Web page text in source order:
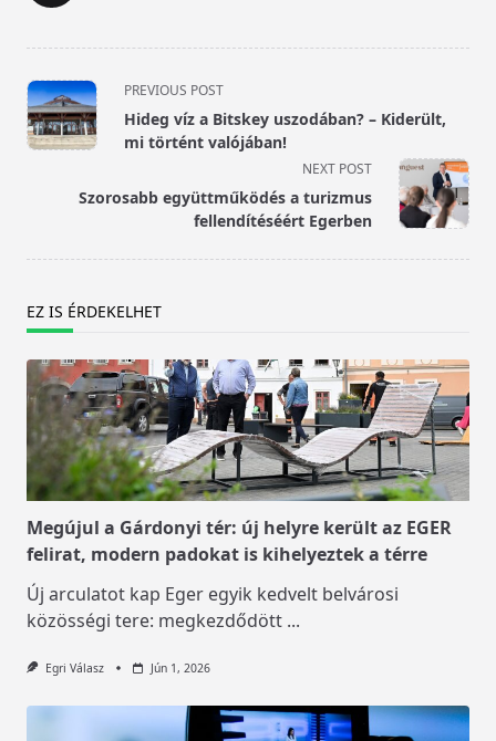
<span
class="nav-
subtitle
reader-
PREVIOUS POST
Hideg víz a Bitskey uszodában? – Kiderült,
mi történt valójában!
NEXT POST
Szorosabb együttműködés a turizmus
fellendítéséért Egerben
EZ IS ÉRDEKELHET
Megújul a Gárdonyi tér: új helyre került az EGER
felirat, modern padokat is kihelyeztek a térre
Új arculatot kap Eger egyik kedvelt belvárosi
közösségi tere: megkezdődött ...
Egri Válasz Jún 1, 2026